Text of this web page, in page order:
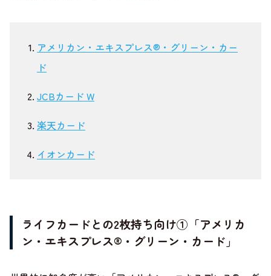
アメリカン・エキスプレス®・グリーン・カー
ド
JCBカード W
楽天カード
イオンカード
ライフカードとの2枚持ち向け①「アメリカ
ン・エキスプレス®・グリーン・カード」